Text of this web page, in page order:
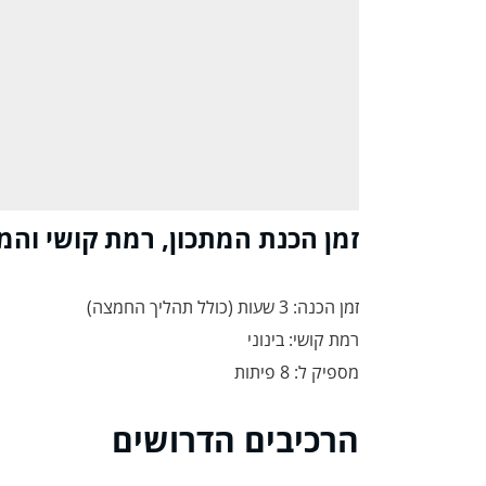
זמן הכנת המתכון, רמת קושי
זמן הכנה: 3 שעות (כולל תהליך החמצה)
רמת קושי: בינוני
מספיק ל: 8 פיתות
הרכיבים הדרושים